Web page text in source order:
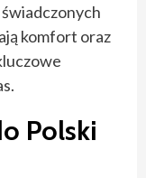
komfort oraz
Polski